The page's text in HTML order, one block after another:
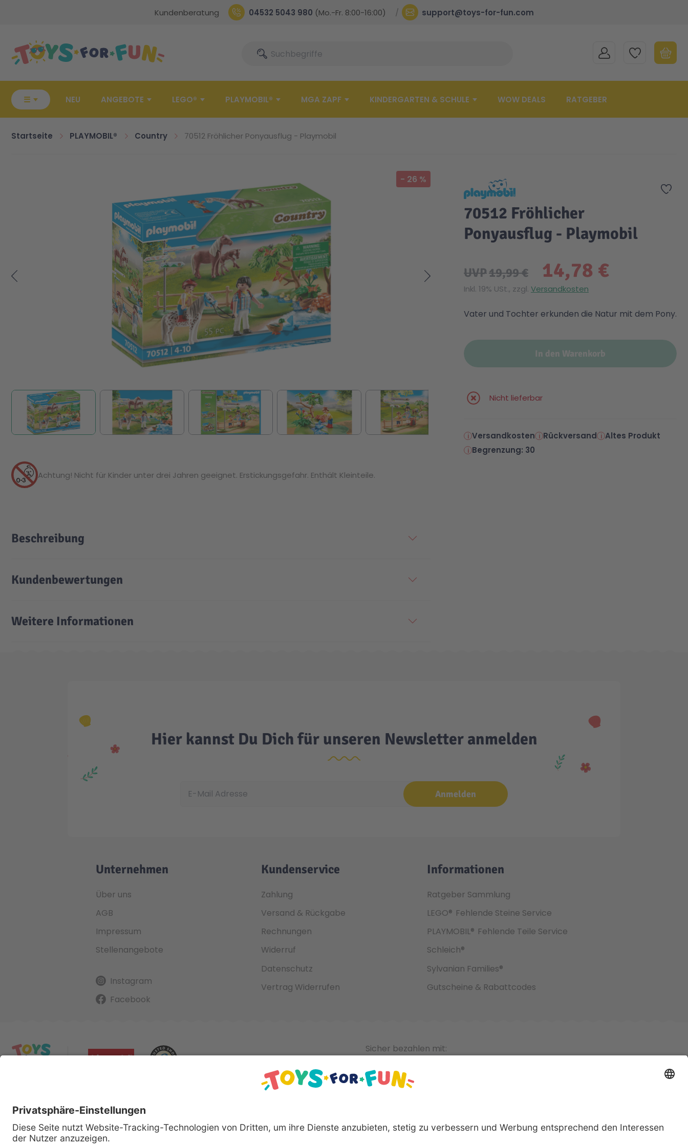
Kundenberatung 04532 5043 980 (Mo.-Fr. 8:00-16:00) support@toys-for-fun.com
SucheSuche MEIN KONTOMEINE WUNSCHLISTE
☰ NEU ANGEBOTE LEGO® PLAYMOBIL® MGA ZAPF KINDERGARTEN & SCHULE WOW DEALS RATGEBER
Startseite PLAYMOBIL® Country 70512 Fröhlicher Ponyausflug - Playmobil
- 26 %
Zur
70512 Fröhlicher
Ponyausflug - Playmobil
14,78 €
UVP19,99 €
Inkl. 19% USt., zzgl. Versandkosten
Vater und Tochter erkunden die Natur mit dem Pony.
In den Warenkorb
Nicht lieferbar
Versandkosten Rückversand
Altes Produkt
Begrenzung: 30
Achtung! Nicht für Kinder unter drei Jahren geeignet. Erstickungsgefahr. Enthält Kleinteile.
Beschreibung
Kundenbewertungen
Weitere Informationen
Hier kannst Du Dich für unseren Newsletter anmelden
Anmelden
Unternehmen
Über uns
AGB
Impressum
Stellenangebote
Instagram
Facebook
Kundenservice
Zahlung
Versand & Rückgabe
Rechnungen
Widerruf
Datenschutz
Vertrag Widerrufen
Informationen
Ratgeber Sammlung
LEGO® Fehlende Steine Service
PLAYMOBIL® Fehlende Teile Service
Schleich®
Sylvanian Families®
Gutscheine & Rabattcodes
Sicher bezahlen mit: